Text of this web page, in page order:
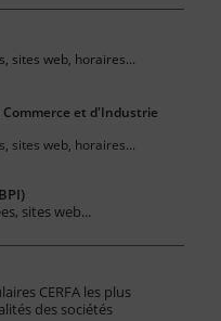
sites web, horaires...
et d'Industrie
sites web, horaires...
sites web...
CERFA les plus
des sociétés